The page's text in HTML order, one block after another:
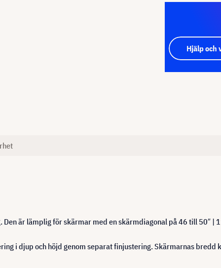
Hjälp och
är lämplig för skärmar med en skärmdiagonal på 46 till 50″ |
i djup och höjd genom separat finjustering. Skärmarnas bredd